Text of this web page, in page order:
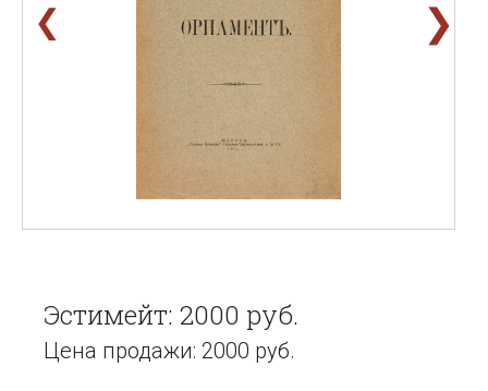
❮ ❯
Эстимейт: 2000 руб.
Цена продажи: 2000 руб.